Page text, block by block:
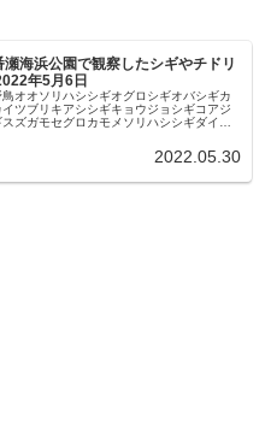
海浜公園で観察したシギやチドリ
年5月6日
オオソリハシシギオグロシギオバシギカ
ツブリキアシシギキョウジョシギコアジ
ズガモセグロカモメソリハシシギダイサ
2022.05.30